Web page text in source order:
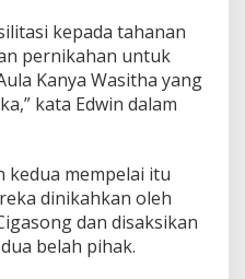
kepada tahanan
pernikahan untuk
Kanya Wasitha yang
kata Edwin dalam
kedua mempelai itu
dinikahkan oleh
dan disaksikan
belah pihak.